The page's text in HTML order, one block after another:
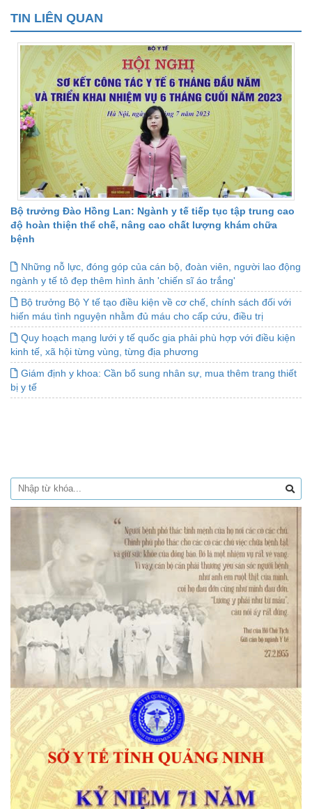
TIN LIÊN QUAN
Bộ trưởng Đào Hồng Lan: Ngành y tế tiếp tục tập trung cao
độ hoàn thiện thể chế, nâng cao chất lượng khám chữa
bệnh
Những nỗ lực, đóng góp của cán bộ, đoàn viên, người lao động
ngành y tế tô đẹp thêm hình ảnh 'chiến sĩ áo trắng'
Bộ trưởng Bộ Y tế tạo điều kiện về cơ chế, chính sách đối với
hiến máu tình nguyện nhằm đủ máu cho cấp cứu, điều trị
Quy hoạch mạng lưới y tế quốc gia phải phù hợp với điều kiện
kinh tế, xã hội từng vùng, từng địa phương
Giám định y khoa: Cần bổ sung nhân sự, mua thêm trang thiết
bị y tế